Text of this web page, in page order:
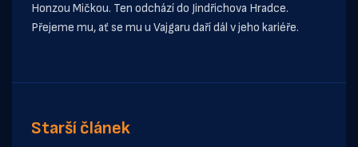
Honzou Mičkou. Ten odchází do Jindřichova Hradce.
Přejeme mu, ať se mu u Vajgaru daří dál v jeho kariéře.
Starší článek